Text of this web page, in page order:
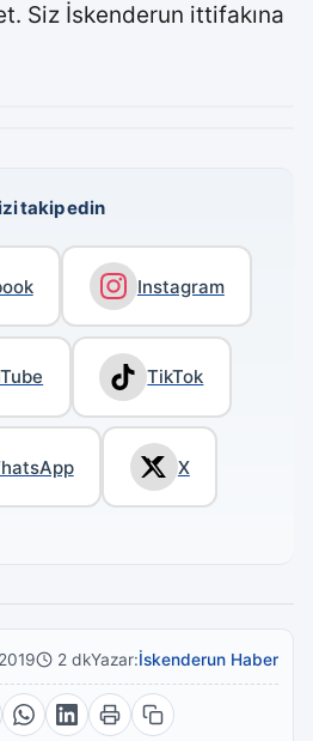
Siz İskenderun ittifakına
takip edin
Instagram
TikTok
X
2 dkYazar:İskenderun Haber